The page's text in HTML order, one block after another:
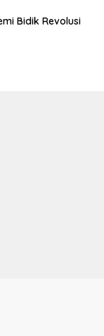
Bidik Revolusi